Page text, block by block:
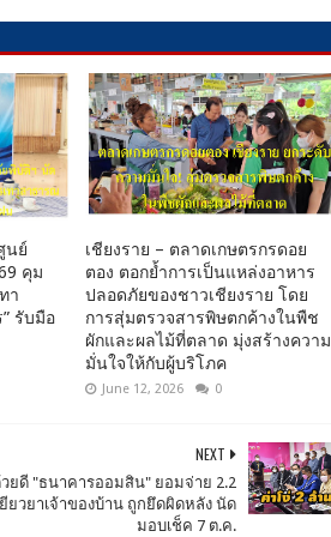
นย์
คุม
า
รับมือ
เชียงราย – ตลาดเกษตรกรดอย
ตอง ตอกย้ำการเป็นแหล่งอาหาร
ปลอดภัยของชาวเชียงราย โดย
การสุ่มตรวจสารพิษตกค้างในพืช
ผักและผลไม้ที่ตลาด มุ่งสร้างความ
มั่นใจให้กับผู้บริโภค
June 12, 2026 0
NEXT
ยดี "ธนาคารออมสิน" ยอมจ่าย 2.2
ยวยาเจ้าของบ้าน ถูกยึดผิดหลัง นัด
มอบเช็ค 7 ต.ค.